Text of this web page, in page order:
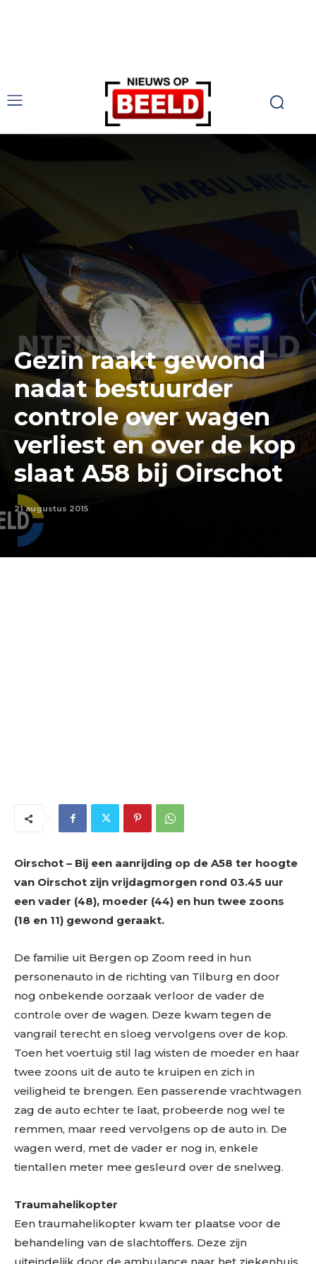
Gezin raakt gewond
nadat bestuurder
controle over wagen
verliest en over de kop
slaat A58 bij Oirschot
21 augustus 2015
Oirschot – Bij een aanrijding op de A58 ter hoogte
van Oirschot zijn vrijdagmorgen rond 03.45 uur
een vader (48), moeder (44) en hun twee zoons
(18 en 11) gewond geraakt.
De familie uit Bergen op Zoom reed in hun
personenauto in de richting van Tilburg en door
nog onbekende oorzaak verloor de vader de
controle over de wagen. Deze kwam tegen de
vangrail terecht en sloeg vervolgens over de kop.
Toen het voertuig stil lag wisten de moeder en haar
twee zoons uit de auto te kruipen en zich in
veiligheid te brengen. Een passerende vrachtwagen
zag de auto echter te laat, probeerde nog wel te
remmen, maar reed vervolgens op de auto in. De
wagen werd, met de vader er nog in, enkele
tientallen meter mee gesleurd over de snelweg.
Traumahelikopter
Een traumahelikopter kwam ter plaatse voor de
behandeling van de slachtoffers. Deze zijn